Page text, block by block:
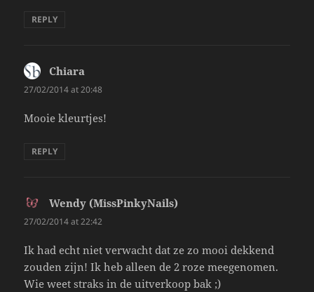
REPLY
Chiara
27/02/2014 at 20:48
Mooie kleurtjes!
REPLY
Wendy (MissPinkyNails)
27/02/2014 at 22:42
Ik had echt niet verwacht dat ze zo mooi dekkend
zouden zijn! Ik heb alleen de 2 roze meegenomen.
Wie weet straks in de uitverkoop bak ;)